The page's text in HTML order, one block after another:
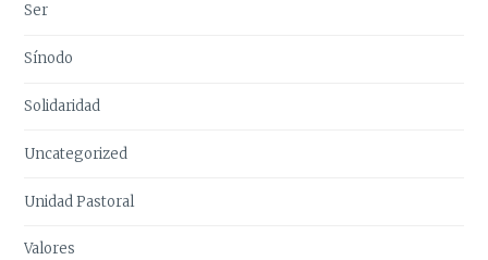
Ser
Sínodo
Solidaridad
Uncategorized
Unidad Pastoral
Valores